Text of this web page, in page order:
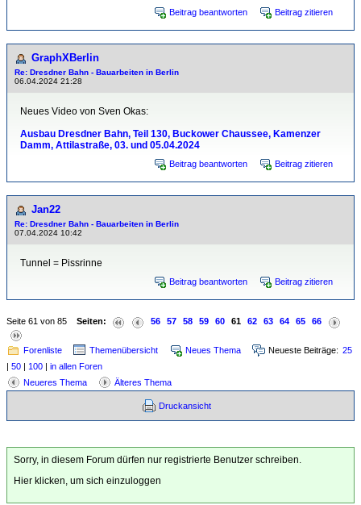
Beitrag beantworten Beitrag zitieren
GraphXBerlin
Re: Dresdner Bahn - Bauarbeiten in Berlin
06.04.2024 21:28
Neues Video von Sven Okas:
Ausbau Dresdner Bahn, Teil 130, Buckower Chaussee, Kamenzer
Damm, Attilastraße, 03. und 05.04.2024
Beitrag beantworten Beitrag zitieren
Jan22
Re: Dresdner Bahn - Bauarbeiten in Berlin
07.04.2024 10:42
Tunnel = Pissrinne
Beitrag beantworten Beitrag zitieren
Seite 61 von 85 Seiten: 56 57 58 59 60 61 62 63 64 65 66
Forenliste Themenübersicht Neues Thema Neueste Beiträge: 25
| 50 | 100 | in allen Foren
Neueres Thema
Älteres Thema
Druckansicht
Sorry, in diesem Forum dürfen nur registrierte Benutzer schreiben.
Hier klicken, um sich einzuloggen